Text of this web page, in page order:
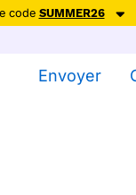
code SUMMER26
Envoyer